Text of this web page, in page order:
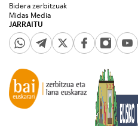
JARRAITU
Bidera zerbitzuak
Midas Media